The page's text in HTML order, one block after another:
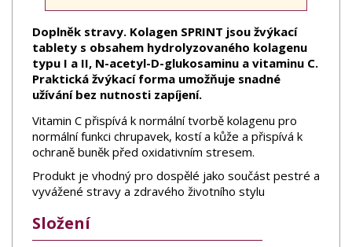
Doplněk stravy. Kolagen SPRINT jsou žvýkací
tablety s obsahem hydrolyzovaného kolagenu
typu I a II, N-acetyl-D-glukosaminu a vitaminu C.
Praktická žvýkací forma umožňuje snadné
užívání bez nutnosti zapíjení.
Vitamin C přispívá k normální tvorbě kolagenu pro
normální funkci chrupavek, kostí a kůže a přispívá k
ochraně buněk před oxidativním stresem.
Produkt je vhodný pro dospělé jako součást pestré a
vyvážené stravy a zdravého životního stylu
Složení